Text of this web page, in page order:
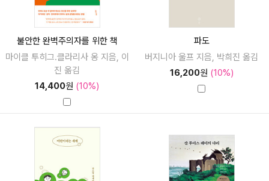
불안한 완벽주의자를 위한 책
마이클 투히그.클라리사 옹 지음, 이
진 옮김
14,400원 (10%)
파도
버지니아 울프 지음, 박희진 옮김
16,200원 (10%)